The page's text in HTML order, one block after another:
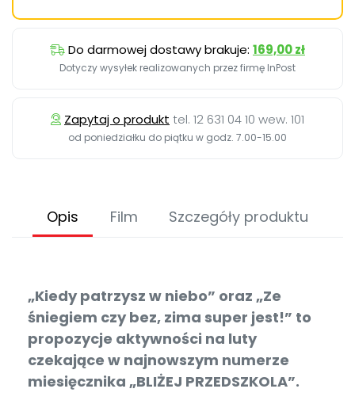
Do darmowej dostawy brakuje: 169,00 zł
Dotyczy wysyłek realizowanych przez firmę InPost
Zapytaj o produkt tel. 12 631 04 10 wew. 101
od poniedziałku do piątku w godz. 7.00-15.00
Opis Film Szczegóły produktu
„Kiedy patrzysz w niebo” oraz „Ze
śniegiem czy bez, zima super jest!” to
propozycje aktywności na luty
czekające w najnowszym numerze
miesięcznika „BLIŻEJ PRZEDSZKOLA”.